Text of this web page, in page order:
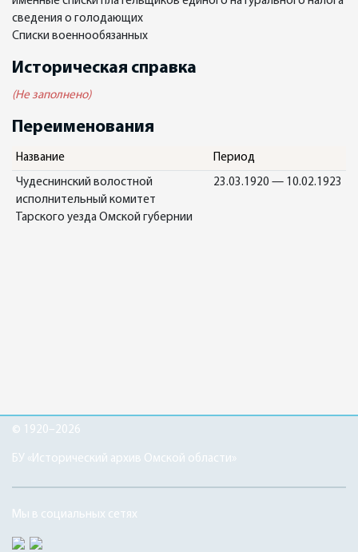
сведения о голодающих
Списки военнообязанных
Историческая справка
(Не заполнено)
Переименования
Название Период
Чудеснинский волостной
исполнительный комитет
Тарского уезда Омской губернии
23.03.1920 — 10.02.1923
© 1920–2026
БУ «Исторический архив Омской области»
Мы в социальных сетях